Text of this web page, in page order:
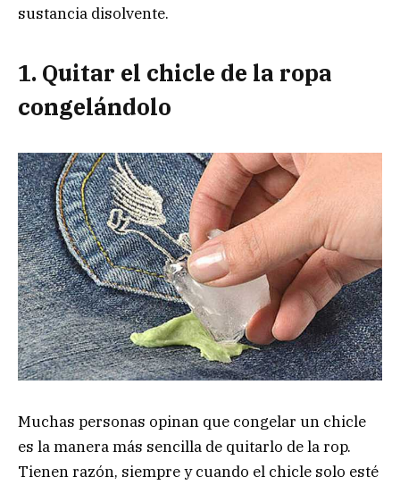
sustancia disolvente.
1. Quitar el chicle de la ropa
congelándolo
Muchas personas opinan que congelar un chicle
es la manera más sencilla de quitarlo de la rop.
Tienen razón, siempre y cuando el chicle solo esté